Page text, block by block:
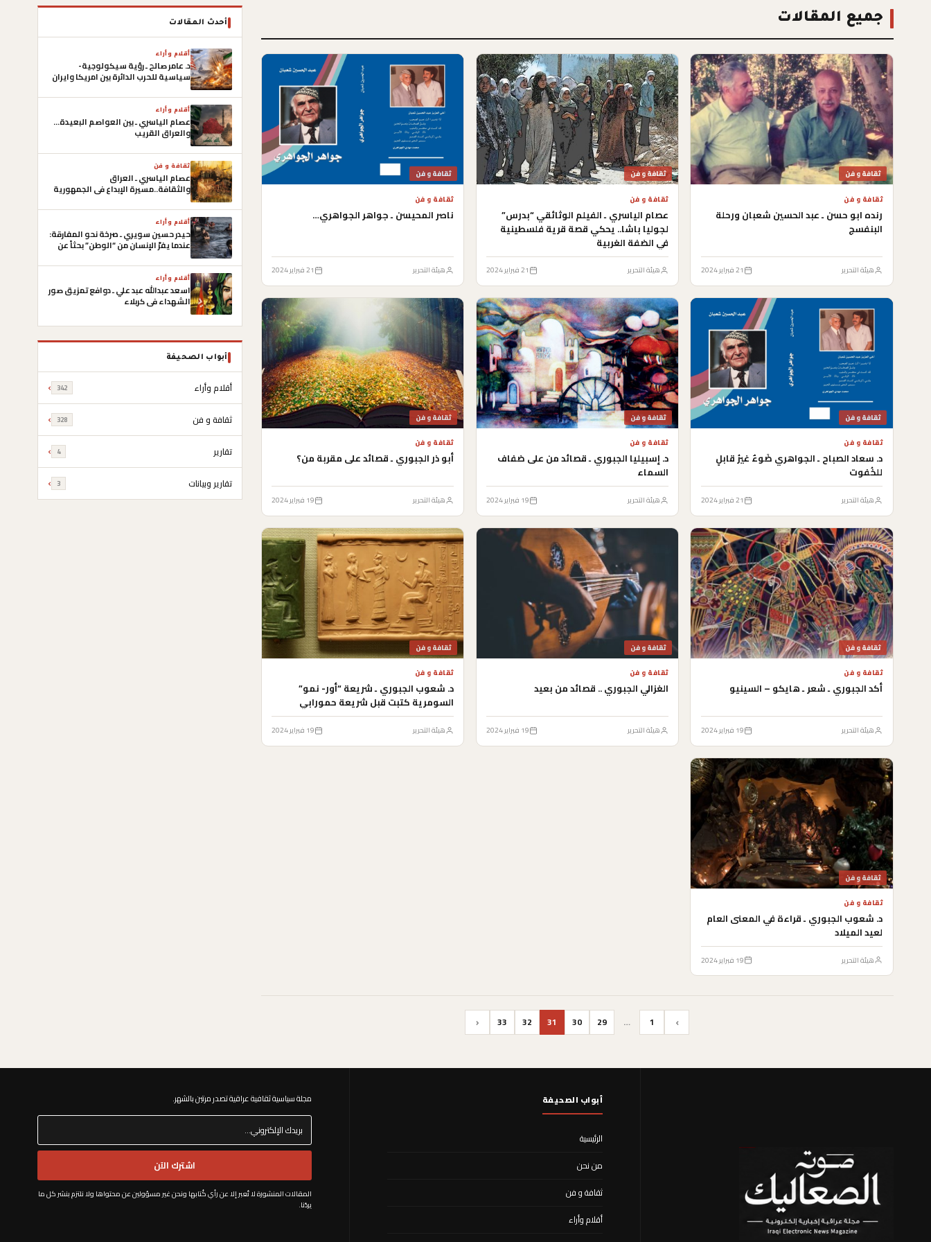
جميع المقالات
ثقافة و فن
ثقافة و فن
رنده ابو حسن ـ عبد الحسين شعبان ورحلة
البنفسج
هيئة التحرير 21 فبراير 2024
ثقافة و فن
ثقافة و فن
عصام الياسري ـ الفيلم الوثائقي “بدرس”
لجوليا باشا.. يحكي قصة قرية فلسطينية
في الضفة الغربية
هيئة التحرير 21 فبراير 2024
ثقافة و فن
ثقافة و فن
ناصر المحيسن ـ جواهر الجواهري…
هيئة التحرير 21 فبراير 2024
ثقافة و فن
ثقافة و فن
د. سعاد الصباح ـ الجواهري ضَوءٌ غيرُ قابلٍ
للخُفوت
هيئة التحرير 21 فبراير 2024
ثقافة و فن
ثقافة و فن
د. إسبيليا الجبوري ـ قصائد من على ضفاف
السماء
هيئة التحرير 19 فبراير 2024
ثقافة و فن
ثقافة و فن
أبو ذر الجبوري ـ قصائد على مقربة من؟
هيئة التحرير 19 فبراير 2024
ثقافة و فن
ثقافة و فن
أكد الجبوري ـ شعر ـ هايكو – السينيو
هيئة التحرير 19 فبراير 2024
ثقافة و فن
ثقافة و فن
الغزالي الجبوري .. قصائد من بعيد
هيئة التحرير 19 فبراير 2024
ثقافة و فن
ثقافة و فن
د. شعوب الجبوري ـ شريعة “أور- نمو”
السومرية كتبت قبل شريعة حمورابي
هيئة التحرير 19 فبراير 2024
ثقافة و فن
ثقافة و فن
د. شعوب الجبوري ـ قراءة في المعنى العام
لعيد الميلاد
هيئة التحرير 19 فبراير 2024
›
1
…
29
30
31
32
33
‹
أحدث المقالات
أقلام وأراء
د. عامر صالح ـ رؤية سيكولوجية-
سياسية للحرب الدائرة بين امريكا وايران
أقلام وأراء
عصام الياسري ـ بين العواصم البعيدة…
والعراق القريب
ثقافة و فن
عصام الياسري ـ العراق
والثقافة..مسيرة الإبداع في الجمهورية
أقلام وأراء
حيدر حسين سويري ـ صرخة نحو المفارقة:
عندما يفرّ الإنسان من “الوطن” بحثاً عن
أقلام وأراء
اسعد عبدالله عبد علي ـ دوافع تمزيق صور
الشهداء في كربلاء
أبواب الصحيفة
أقلام وأراء 342
ثقافة و فن 328
تقارير 4
تقارير وبيانات 3
أبواب الصحيفة
الرئيسية
من نحن
ثقافة و فن
أقلام وأراء
مجلة سياسية ثقافية عراقية تصدر مرتين بالشهر. ​
اشترك الآن
المقالات المنشورة لا تُعبر إلا عن رأي كُتابها ونحن غير مسؤولين عن محتواها ولا نلتزم بنشر كل ما
يردُنا.